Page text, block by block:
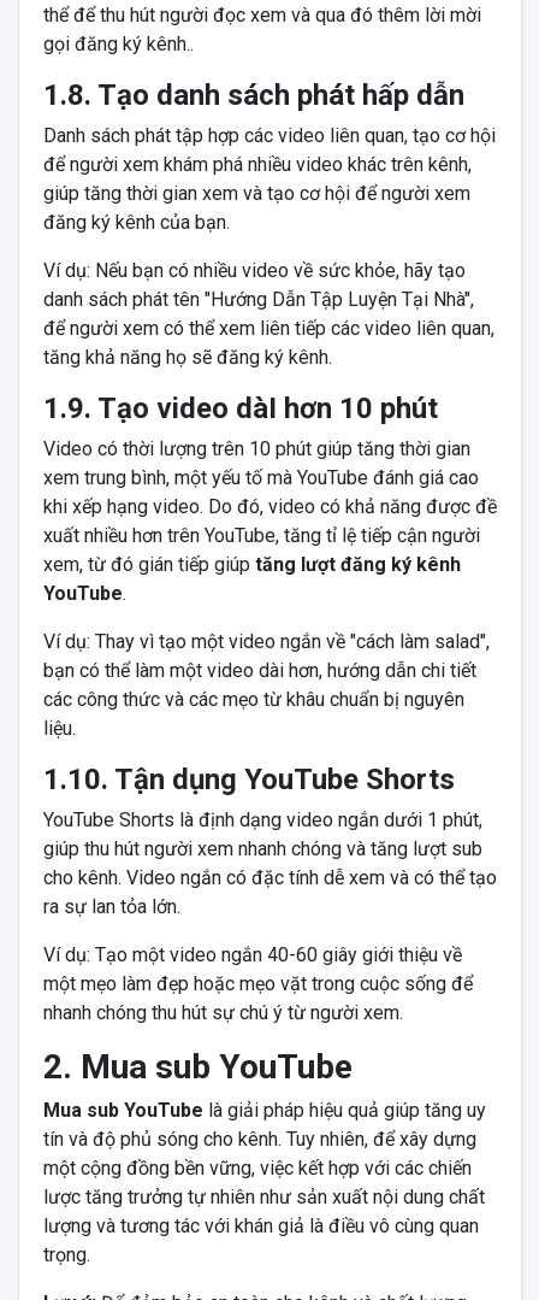
thể để thu hút người đọc xem và qua đó thêm lời mời
gọi đăng ký kênh..
1.8. Tạo danh sách phát hấp dẫn
Danh sách phát tập hợp các video liên quan, tạo cơ hội
để người xem khám phá nhiều video khác trên kênh,
giúp tăng thời gian xem và tạo cơ hội để người xem
đăng ký kênh của bạn.
Ví dụ: Nếu bạn có nhiều video về sức khỏe, hãy tạo
danh sách phát tên "Hướng Dẫn Tập Luyện Tại Nhà",
để người xem có thể xem liên tiếp các video liên quan,
tăng khả năng họ sẽ đăng ký kênh.
1.9. Tạo video dàI hơn 10 phút
Video có thời lượng trên 10 phút giúp tăng thời gian
xem trung bình, một yếu tố mà YouTube đánh giá cao
khi xếp hạng video. Do đó, video có khả năng được đề
xuất nhiều hơn trên YouTube, tăng tỉ lệ tiếp cận người
xem, từ đó gián tiếp giúp tăng lượt đăng ký kênh
YouTube.
Ví dụ: Thay vì tạo một video ngắn về "cách làm salad",
bạn có thể làm một video dài hơn, hướng dẫn chi tiết
các công thức và các mẹo từ khâu chuẩn bị nguyên
liệu.
1.10. Tận dụng YouTube Shorts
YouTube Shorts là định dạng video ngắn dưới 1 phút,
giúp thu hút người xem nhanh chóng và tăng lượt sub
cho kênh. Video ngắn có đặc tính dễ xem và có thể tạo
ra sự lan tỏa lớn.
Ví dụ: Tạo một video ngắn 40-60 giây giới thiệu về
một mẹo làm đẹp hoặc mẹo vặt trong cuộc sống để
nhanh chóng thu hút sự chú ý từ người xem.
2. Mua sub YouTube
Mua sub YouTube là giải pháp hiệu quả giúp tăng uy
tín và độ phủ sóng cho kênh. Tuy nhiên, để xây dựng
một cộng đồng bền vững, việc kết hợp với các chiến
lược tăng trưởng tự nhiên như sản xuất nội dung chất
lượng và tương tác với khán giả là điều vô cùng quan
trọng.